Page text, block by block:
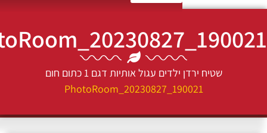
שטיח ירדן ילדים עגול אותיות דגם 1 כתום חום
PhotoRoom_20230827_190021